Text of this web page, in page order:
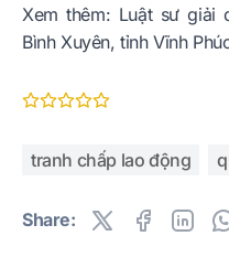
Xem thêm: Luật sư giải
Bình Xuyên, tỉnh Vĩnh
tranh chấp lao động
Share: